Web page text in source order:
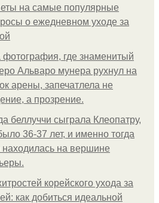
на самые популярные
о ежедневном уходе за
фотография, где знаменитый
Альваро мунера рухнул на
арены, запечатлела не
а прозрение.
беллуччи сыграла Клеопатру,
36-37 лет, и именно тогда
находилась на вершине
корейского ухода за
как добиться идеальной